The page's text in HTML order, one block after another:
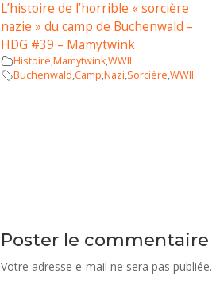
L’histoire de l’horrible « sorcière
nazie » du camp de Buchenwald –
HDG #39 – Mamytwink
Histoire,Mamytwink,WWII
Buchenwald,Camp,Nazi,Sorcière,WWII
Poster le commentaire
Votre adresse e-mail ne sera pas publiée.